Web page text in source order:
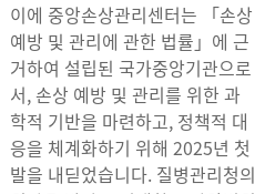
이에 중앙손상관리센터는 「손상
예방 및 관리에 관한 법률」에 근
거하여 설립된 국가중앙기관으로
서, 손상 예방 및 관리를 위한 과
학적 기반을 마련하고, 정책적 대
응을 체계화하기 위해 2025년 첫
발을 내딛었습니다. 질병관리청의